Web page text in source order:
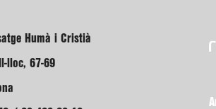
Humà i Cristià
lloc, 67-69